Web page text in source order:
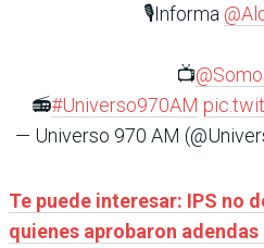
🎙️Informa
📺
📻#Universo970AM
— Universo 970 AM
Te puede interesar: IPS no
quienes aprobaron